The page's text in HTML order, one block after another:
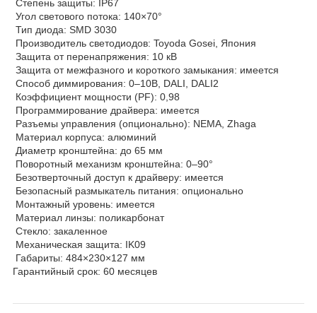
Степень защиты: IP67
Угол светового потока: 140×70°
Тип диода: SMD 3030
Производитель светодиодов: Toyoda Gosei, Япония
Защита от перенапряжения: 10 кВ
Защита от межфазного и короткого замыкания: имеется
Способ диммирования: 0–10В, DALI, DALI2
Коэффициент мощности (PF): 0,98
Программирование драйвера: имеется
Разъемы управления (опционально): NEMA, Zhaga
Материал корпуса: алюминий
Диаметр кронштейна: до 65 мм
Поворотный механизм кронштейна: 0–90°
Безотверточный доступ к драйверу: имеется
Безопасный размыкатель питания: опционально
Монтажный уровень: имеется
Материал линзы: поликарбонат
Стекло: закаленное
Механическая защита: IK09
Габариты: 484×230×127 мм
Гарантийный срок: 60 месяцев